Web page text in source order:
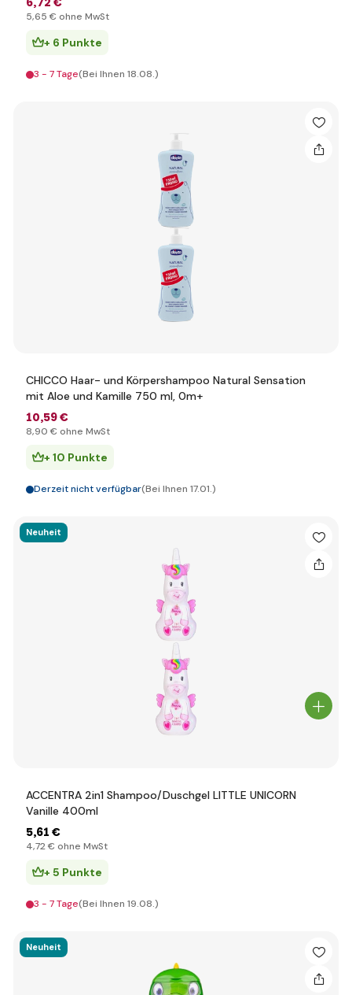
5,65 € ohne MwSt
+ 6 Punkte
3 - 7 Tage(Bei Ihnen 18.08.)
CHICCO Haar- und Körpershampoo Natural Sensation
mit Aloe und Kamille 750 ml, 0m+
10,59 €
8,90 € ohne MwSt
+ 10 Punkte
Derzeit nicht verfügbar(Bei Ihnen 17.01.)
Neuheit
ACCENTRA 2in1 Shampoo/Duschgel LITTLE UNICORN
Vanille 400ml
5,61 €
4,72 € ohne MwSt
+ 5 Punkte
3 - 7 Tage(Bei Ihnen 19.08.)
Neuheit